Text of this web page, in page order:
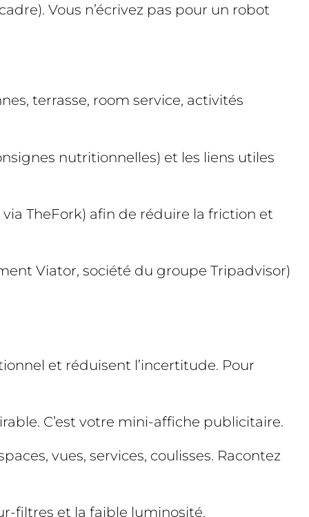
Vous n’écrivez pas pour un robot
terrasse, room service, activités
nutritionnelles) et les liens utiles
TheFork) afin de réduire la friction et
Viator, société du groupe Tripadvisor)
et réduisent l’incertitude. Pour
C’est votre mini-affiche publicitaire.
vues, services, coulisses. Racontez
filtres et la faible luminosité.